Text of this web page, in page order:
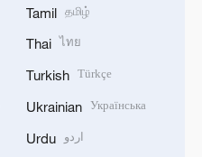
Tamil தமிழ்
Thai ไทย
Turkish Türkçe
Ukrainian Українська
Urdu اردو